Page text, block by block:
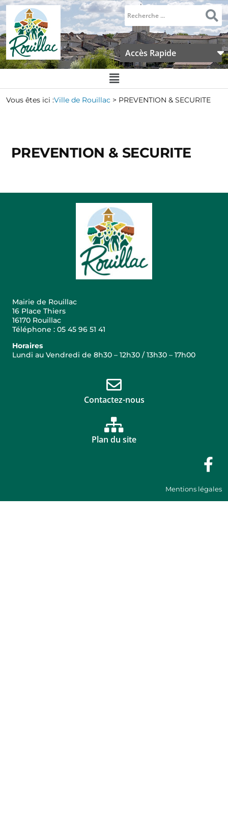
Accès Rapide
Vous êtes ici :Ville de Rouillac > PREVENTION & SECURITE
PREVENTION & SECURITE
Mairie de Rouillac
16 Place Thiers
16170 Rouillac
Téléphone : 05 45 96 51 41
Horaires
Lundi au Vendredi de 8h30 – 12h30 / 13h30 – 17h00
Contactez-nous
Plan du site
Mentions légales